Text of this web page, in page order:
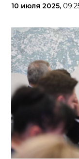
10 июля 2025,